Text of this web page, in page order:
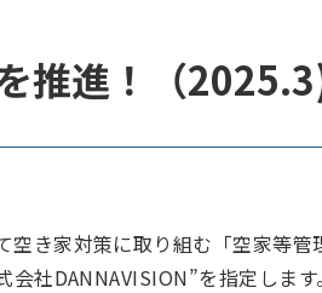
推進！（
き家対策に取り組む「空家等
社DANNAVISION”を指定します。